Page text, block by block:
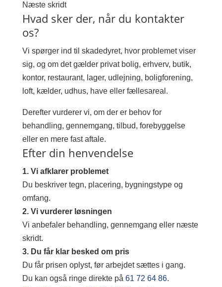
Næste skridt
Hvad sker der, når du kontakter
os?
Vi spørger ind til skadedyret, hvor problemet viser
sig, og om det gælder privat bolig, erhverv, butik,
kontor, restaurant, lager, udlejning, boligforening,
loft, kælder, udhus, have eller fællesareal.
Derefter vurderer vi, om der er behov for
behandling, gennemgang, tilbud, forebyggelse
eller en mere fast aftale.
Efter din henvendelse
1. Vi afklarer problemet
Du beskriver tegn, placering, bygningstype og
omfang.
2. Vi vurderer løsningen
Vi anbefaler behandling, gennemgang eller næste
skridt.
3. Du får klar besked om pris
Du får prisen oplyst, før arbejdet sættes i gang.
Du kan også ringe direkte på 61 72 64 86.